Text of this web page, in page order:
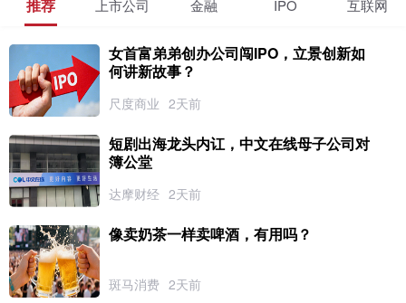
推荐 上市公司 金融 IPO 互联网
女首富弟弟创办公司闯IPO，立景创新如
何讲新故事？
尺度商业 2天前
短剧出海龙头内讧，中文在线母子公司对
簿公堂
达摩财经 2天前
像卖奶茶一样卖啤酒，有用吗？
斑马消费 2天前